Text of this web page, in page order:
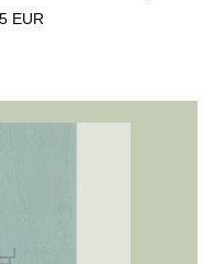
régulier
EUR